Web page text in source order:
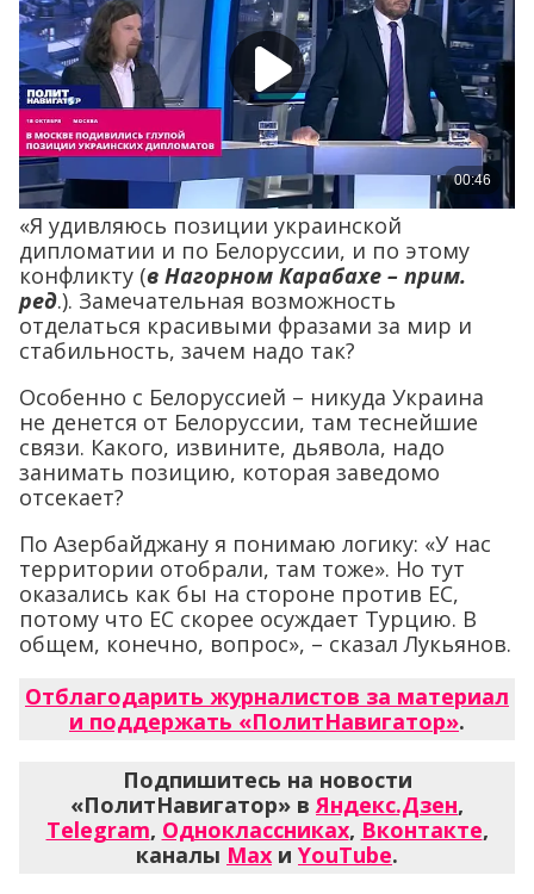
«Я удивляюсь позиции украинской
дипломатии и по Белоруссии, и по этому
конфликту (в Нагорном Карабахе – прим.
ред.). Замечательная возможность
отделаться красивыми фразами за мир и
стабильность, зачем надо так?
Особенно с Белоруссией – никуда Украина
не денется от Белоруссии, там теснейшие
связи. Какого, извините, дьявола, надо
занимать позицию, которая заведомо
отсекает?
По Азербайджану я понимаю логику: «У нас
территории отобрали, там тоже». Но тут
оказались как бы на стороне против ЕС,
потому что ЕС скорее осуждает Турцию. В
общем, конечно, вопрос», – сказал Лукьянов.
Отблагодарить журналистов за материал
и поддержать «ПолитНавигатор».
Подпишитесь на новости
«ПолитНавигатор» вЯндекс.Дзен,
Telegram, Одноклассниках, Вконтакте,
каналы Max и YouTube.